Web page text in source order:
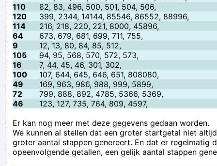
110
82, 83, 496, 500, 501, 504, 506,
120
399, 2344, 14144, 85546, 86552, 88996,
114
216, 218, 220, 221, 8000, 45896,
64
673, 679, 681, 699, 711, 755,
9
12, 13, 80, 84, 85, 512,
105
94, 95, 568, 570, 572, 573,
16
7, 44, 45, 46, 301, 302,
100
107, 644, 645, 646, 651, 808080,
49
169, 963, 986, 988, 999, 5899,
72
799, 888, 892, 4785, 5366, 5369,
46
123, 127, 735, 764, 809, 4597,
Er kan nog meer met deze gegevens gedaan worden.
We kunnen al stellen dat een groter startgetal niet
groter aantal stappen genereert. En dat er regelmatig
opeenvolgende getallen, een gelijk aantal stappen